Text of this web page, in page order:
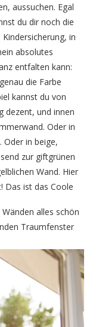
aussuchen. Egal
du dir noch die
in
absolutes
entfalten kann:
die Farbe
kannst du von
dezent, und innen
Oder in
Oder in beige,
zur giftgrünen
Wand. Hier
Das ist das Coole
alles schön
Traumfenster